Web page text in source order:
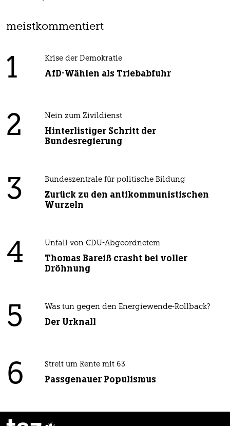
meistkommentiert
1 Krise der Demokratie
AfD-Wählen als Triebabfuhr
2 Nein zum Zivildienst
Hinterlistiger Schritt der
Bundesregierung
3 Bundeszentrale für politische Bildung
Zurück zu den antikommunistischen
Wurzeln
4 Unfall von CDU-Abgeordnetem
Thomas Bareiß crasht bei voller
Dröhnung
5 Was tun gegen den Energiewende-Rollback?
Der Urknall
6 Streit um Rente mit 63
Passgenauer Populismus